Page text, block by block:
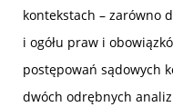
kontekstach – zarówno
i ogółu praw i
postępowań sądowych
dwóch odrębnych